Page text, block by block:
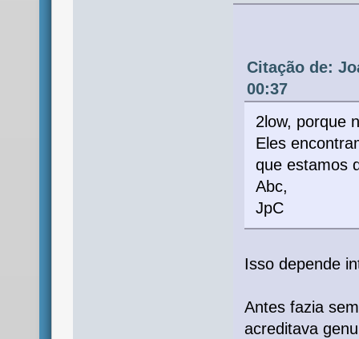
Citação de:
00:37
2low, porque
Eles
que estamos
Abc,
JpC
Isso depende
Antes fazia
acreditava